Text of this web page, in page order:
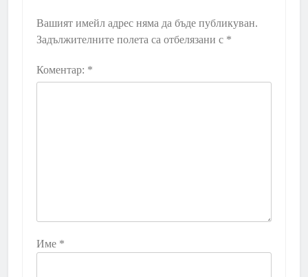
Вашият имейл адрес няма да бъде публикуван.
Задължителните полета са отбелязани с *
Коментар: *
Име *